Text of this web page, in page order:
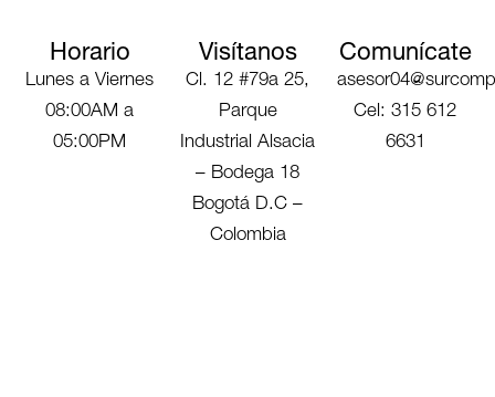
Horario
Lunes a Viernes
08:00AM a
05:00PM
Visítanos
Cl. 12 #79a 25,
Parque
Industrial Alsacia
– Bodega 18
Bogotá D.C –
Colombia
Comunícate
Cel: 315 612
6631